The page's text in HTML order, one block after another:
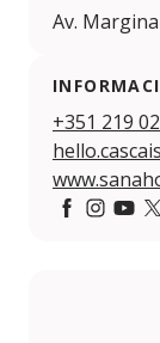
Av.
+351 219